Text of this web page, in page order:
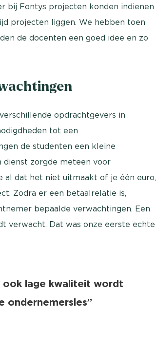
bij Fontys projecten konden indienen
projecten liggen. We hebben toen
de docenten een goed idee en zo
opdrachtgevers in
tot een
de studenten een kleine
dienst zorgde meteen voor
al dat het niet uitmaakt of je één euro,
Zodra er een betaalrelatie is,
bepaalde verwachtingen. Een
verwacht. Dat was onze eerste echte
lage kwaliteit wordt
ondernemersles”